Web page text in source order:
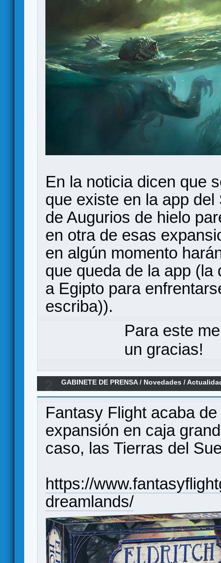
En la noticia dicen que
que existe en la app
de Augurios de hielo
en otra de esas
en algún momento
que queda de la app
a Egipto para
escriba)).
Para este
un gracias!
GABINETE DE PRENSA/ Novedades /
Tierras del Sueño
Fantasy Flight acaba
expansión en caja
caso, las Tierras del
https://
dreamlands/